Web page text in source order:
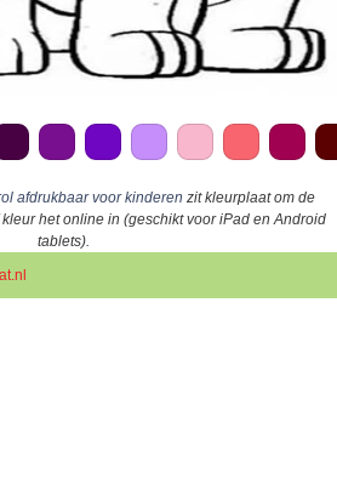
afdrukbaar voor kinderen zit kleurplaat om de
het online in (geschikt voor iPad en Android
tablets).